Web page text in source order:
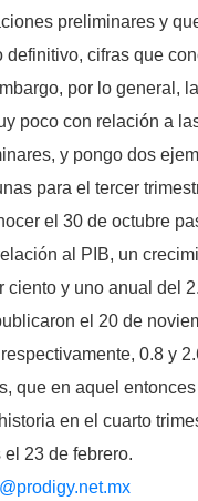
preliminares y
cifras que
por lo general,
poco con relación a
y pongo dos
para el tercer
el 30 de octubre
al PIB, un
ciento y uno anual del
el 20 de
0.8 y
que en aquel
en el cuarto
23 de febrero.